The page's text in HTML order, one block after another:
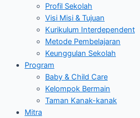
Profil Sekolah
Visi Misi & Tujuan
Kurikulum Interdependent
Metode Pembelajaran
Keunggulan Sekolah
Program
Baby & Child Care
Kelompok Bermain
Taman Kanak-kanak
Mitra